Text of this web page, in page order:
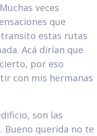
veces
que
estas rutas
Acá dirían que
por eso
con mis hermanas
son las
Bueno querida no te